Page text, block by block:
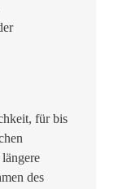
für bis
des